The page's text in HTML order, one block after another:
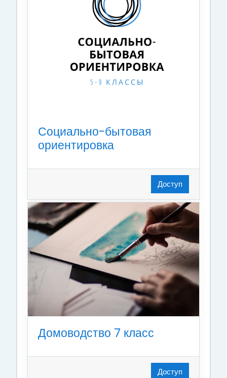
Социально-бытовая
ориентировка
Доступ
Домоводство 7 класс
Доступ